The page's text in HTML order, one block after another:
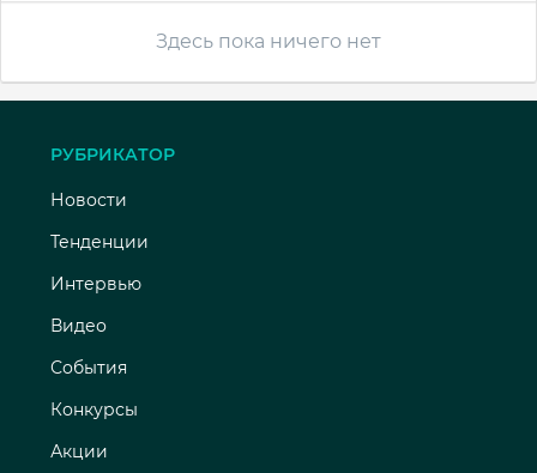
Здесь пока ничего нет
РУБРИКАТОР
Новости
Тенденции
Интервью
Видео
События
Конкурсы
Акции